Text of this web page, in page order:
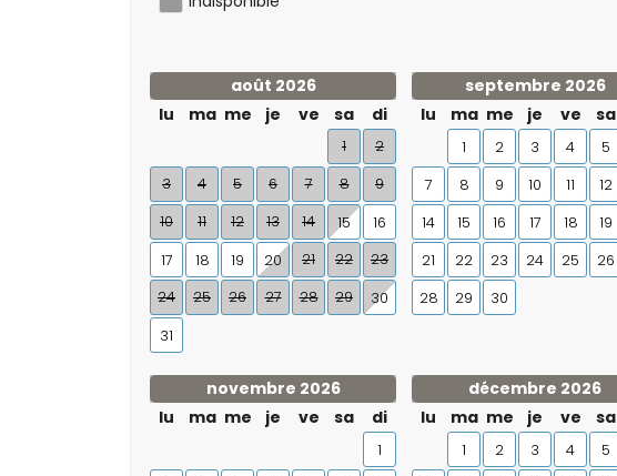
août 2026
lu
ma me je ve sa di
1
2
3
4 5 6 7 8
9
10
11 12 13 14 15
16
17
18 19 20 21 22
23
24
25 26 27 28 29
30
31
septembre 2026
lu
ma me je ve sa
1 2 3 4 5
7
8 9 10 11 12
14
15 16 17 18 19
21
22 23 24 25 26
28
29 30
novembre 2026
lu
ma me je ve sa di
1
décembre 2026
lu
ma me je ve sa
1 2 3 4 5